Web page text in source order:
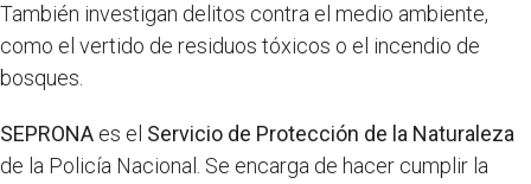
También investigan delitos contra el medio ambiente,
como el vertido de residuos tóxicos o el incendio de
bosques.
SEPRONA es el Servicio de Protección de la Naturaleza
de la Policía Nacional. Se encarga de hacer cumplir la